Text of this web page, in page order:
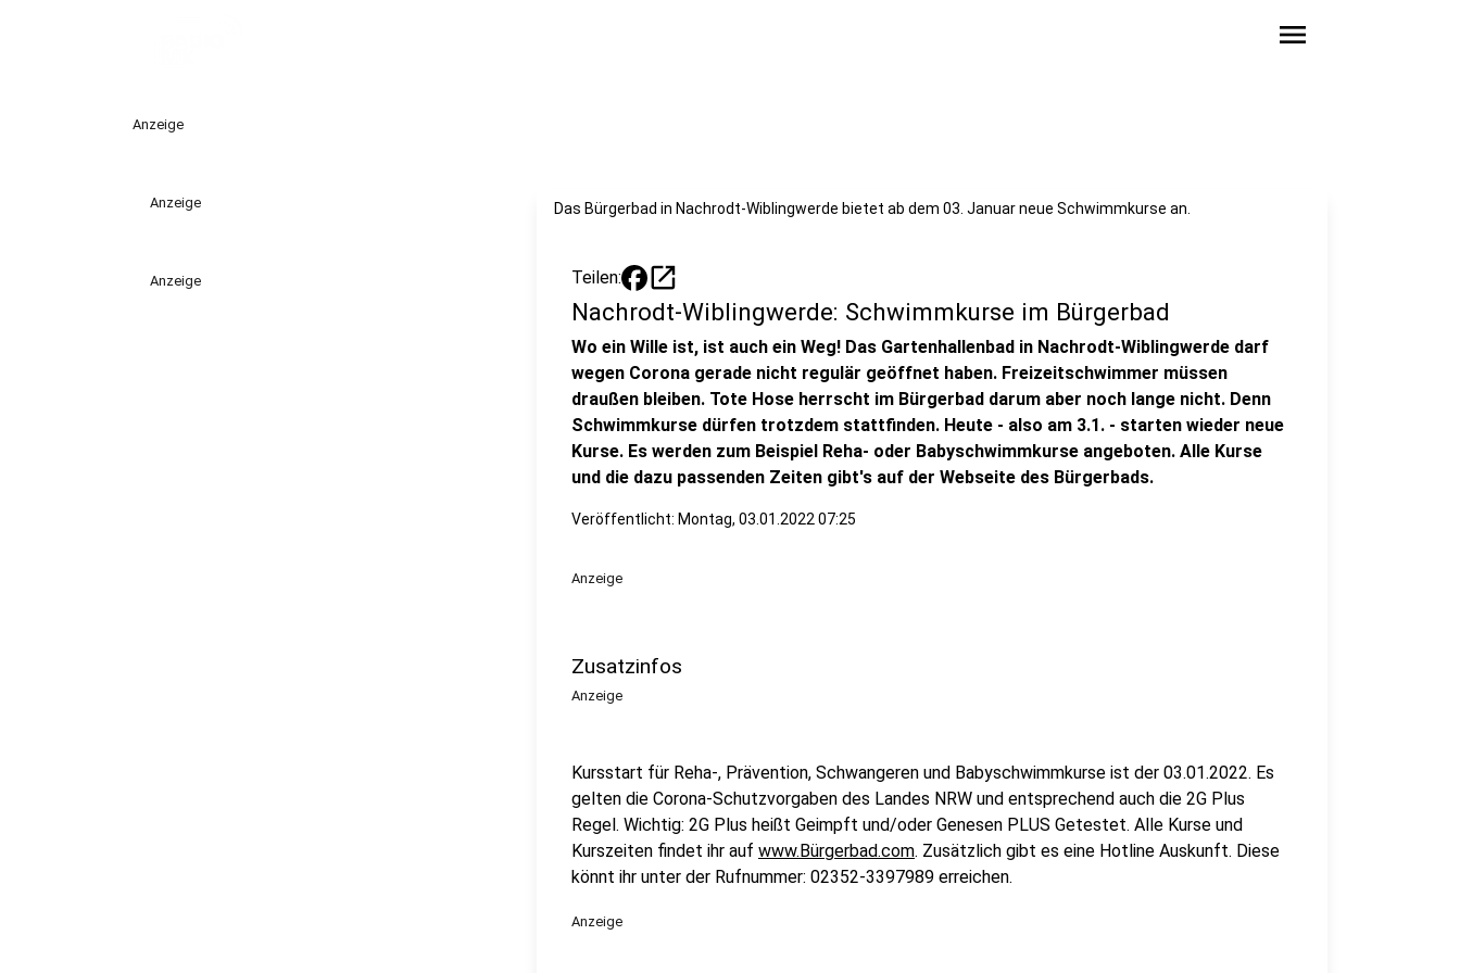
menu
Anzeige
Anzeige
Anzeige
Das Bürgerbad in Nachrodt-Wiblingwerde bietet ab dem 03. Januar neue Schwimmkurse an.
Teilen: open_in_new
Nachrodt-Wiblingwerde: Schwimmkurse im Bürgerbad
Wo ein Wille ist, ist auch ein Weg! Das Gartenhallenbad in Nachrodt-Wiblingwerde darf
wegen Corona gerade nicht regulär geöffnet haben. Freizeitschwimmer müssen
draußen bleiben. Tote Hose herrscht im Bürgerbad darum aber noch lange nicht. Denn
Schwimmkurse dürfen trotzdem stattfinden. Heute - also am 3.1. - starten wieder neue
Kurse. Es werden zum Beispiel Reha- oder Babyschwimmkurse angeboten. Alle Kurse
und die dazu passenden Zeiten gibt's auf der Webseite des Bürgerbads.
Veröffentlicht: Montag, 03.01.2022 07:25
Anzeige
Zusatzinfos
Anzeige
Kursstart für Reha-, Prävention, Schwangeren und Babyschwimmkurse ist der 03.01.2022. Es
gelten die Corona-Schutzvorgaben des Landes NRW und entsprechend auch die 2G Plus
Regel. Wichtig: 2G Plus heißt Geimpft und/oder Genesen PLUS Getestet. Alle Kurse und
Kurszeiten findet ihr auf www.Bürgerbad.com. Zusätzlich gibt es eine Hotline Auskunft. Diese
könnt ihr unter der Rufnummer: 02352-3397989 erreichen.
Anzeige